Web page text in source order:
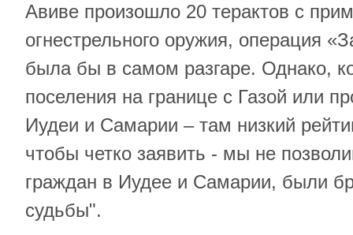
Авиве произошло 20 терактов с
огнестрельного оружия, операция
была бы в самом разгаре. Однако,
поселения на границе с Газой или
Иудеи и Самарии – там низкий
чтобы четко заявить - мы не
граждан в Иудее и Самарии, были
судьбы".